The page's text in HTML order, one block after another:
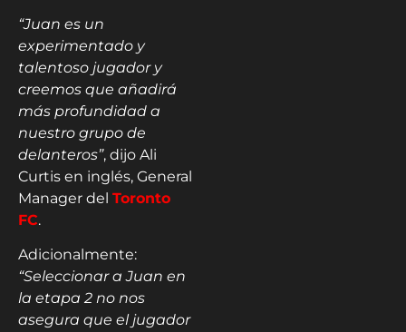
“Juan es un
experimentado y
talentoso jugador y
creemos que añadirá
más profundidad a
nuestro grupo de
delanteros”, dijo Ali
Curtis en inglés, General
Manager del Toronto
FC.
Adicionalmente:
“Seleccionar a Juan en
la etapa 2 no nos
asegura que el jugador